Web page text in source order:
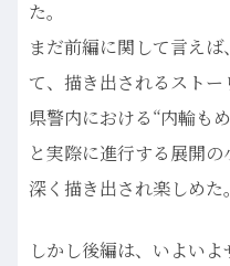
た。
まだ前編に関して言え
て、描き出されるスト
県警内における“内輪も
と実際に進行する展開
深く描き出され楽しめた。
しかし後編は、いよい